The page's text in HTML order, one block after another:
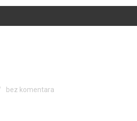
bez komentara